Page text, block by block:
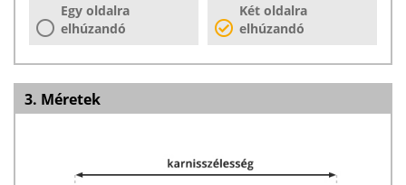
Egy oldalra
elhúzandó
Két oldalra
elhúzandó
3. Méretek